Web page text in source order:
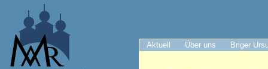
Aktuell Über uns Briger